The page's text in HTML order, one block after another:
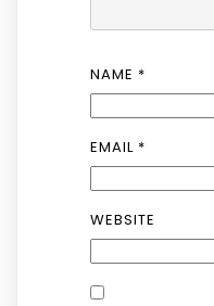
NAME *
EMAIL *
WEBSITE